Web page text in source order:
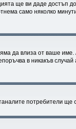
ще ви даде достъп
само няколко
да влиза от ваше
в никакъв случай
потребители ще